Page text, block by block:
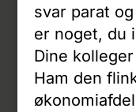
svar parat
er noget, du
Dine
Ham den